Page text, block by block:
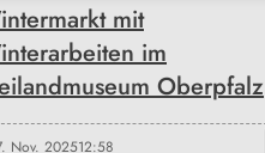
mit
im
Oberpfalz
Nov. 202512:58